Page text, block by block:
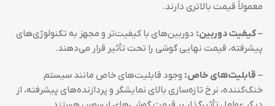
معمولاً قیمت بالاتری دارند.
– کیفیت دوربین: دوربین‌های با کیفیت‌تر و مجهز به تکنولوژی‌های
پیشرفته، قیمت نهایی گوشی را تحت تأثیر قرار می‌دهند.
– قابلیت‌های خاص: وجود قابلیت‌های خاص مانند سیستم
خنک‌کننده، نرخ تازه‌سازی بالای نمایشگر و پردازنده‌های پیشرفته، از